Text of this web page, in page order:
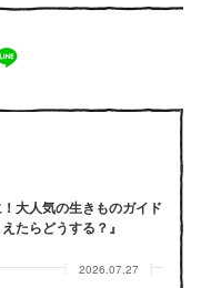
大人気の生きものガイド
たらどうする？』
2026.07.27